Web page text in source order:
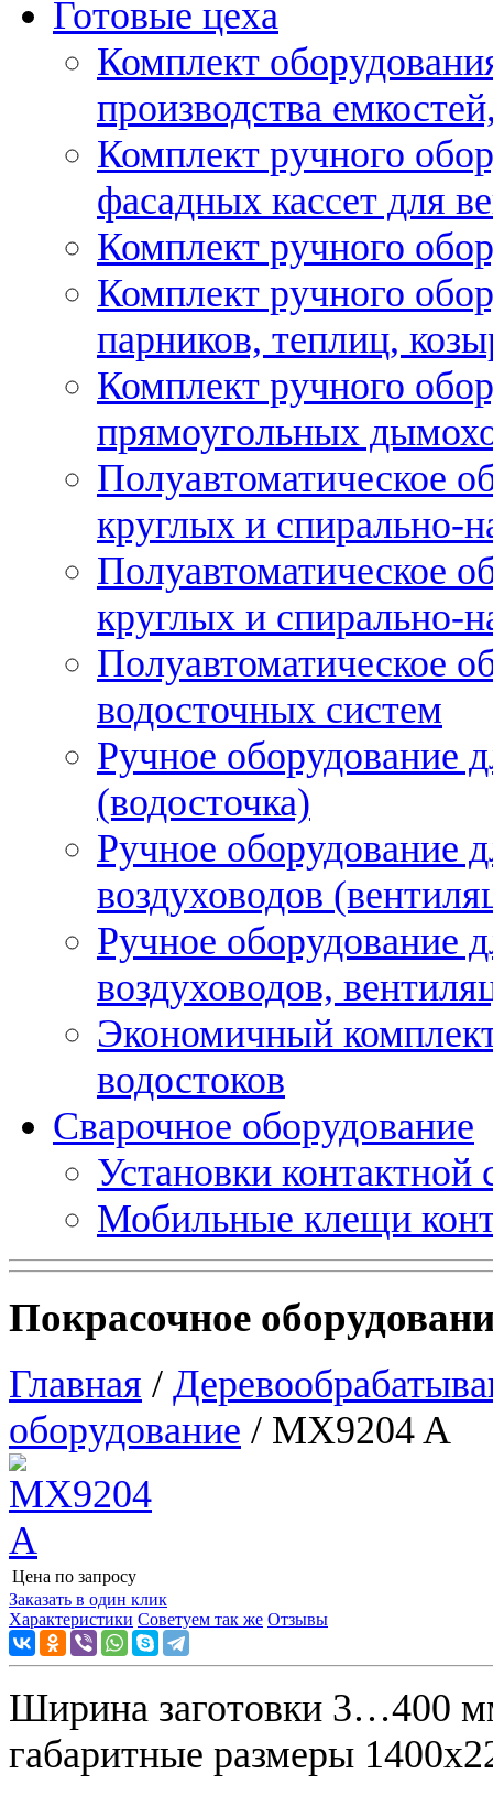
Готовые цеха
Комплект
производства
Комплект ручного
фасадных кассет для
Комплект ручного
Комплект ручного
парников, теплиц,
Комплект ручного
прямоугольных
Полуавтоматическое
круглых и спирально-
Полуавтоматическое
круглых и спирально-
Полуавтоматическое
водосточных систем
Ручное оборудование
(водосточка)
Ручное оборудование
воздуховодов
Ручное оборудование
воздуховодов,
Экономичный
водостоков
Сварочное оборудование
Установки
Мобильные клещи
Покрасочное
Главная /
оборудование / MX9204 A
Цена по запросу
Заказать в один клик
Характеристики Советуем так же Отзывы
Ширина заготовки 3…400
габаритные размеры